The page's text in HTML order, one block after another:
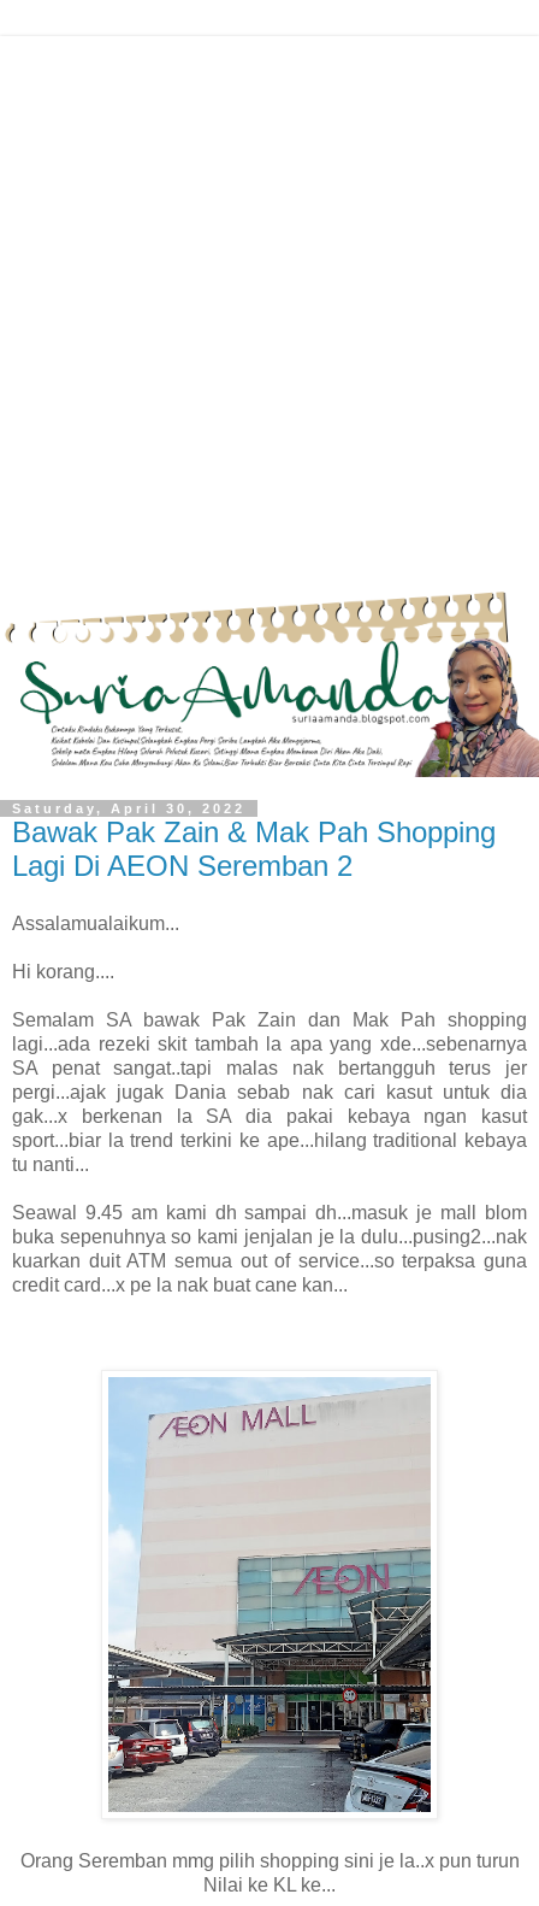
Saturday, April 30, 2022
Bawak Pak Zain & Mak Pah Shopping
Lagi Di AEON Seremban 2
Assalamualaikum...
Hi korang....
Semalam SA bawak Pak Zain dan Mak Pah shopping
lagi...ada rezeki skit tambah la apa yang xde...sebenarnya
SA penat sangat..tapi malas nak bertangguh terus jer
pergi...ajak jugak Dania sebab nak cari kasut untuk dia
gak...x berkenan la SA dia pakai kebaya ngan kasut
sport...biar la trend terkini ke ape...hilang traditional kebaya
tu nanti...
Seawal 9.45 am kami dh sampai dh...masuk je mall blom
buka sepenuhnya so kami jenjalan je la dulu...pusing2...nak
kuarkan duit ATM semua out of service...so terpaksa guna
credit card...x pe la nak buat cane kan...
Orang Seremban mmg pilih shopping sini je la..x pun turun
Nilai ke KL ke...